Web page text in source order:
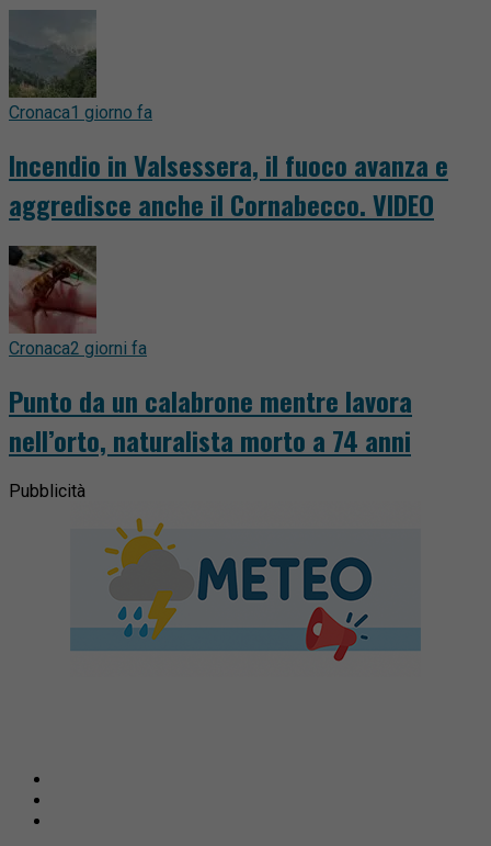
Cronaca1 giorno fa
Incendio in Valsessera, il fuoco avanza e
aggredisce anche il Cornabecco. VIDEO
Cronaca2 giorni fa
Punto da un calabrone mentre lavora
nell’orto, naturalista morto a 74 anni
Pubblicità